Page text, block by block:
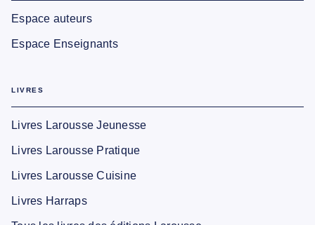
Espace auteurs
Espace Enseignants
LIVRES
Livres Larousse Jeunesse
Livres Larousse Pratique
Livres Larousse Cuisine
Livres Harraps